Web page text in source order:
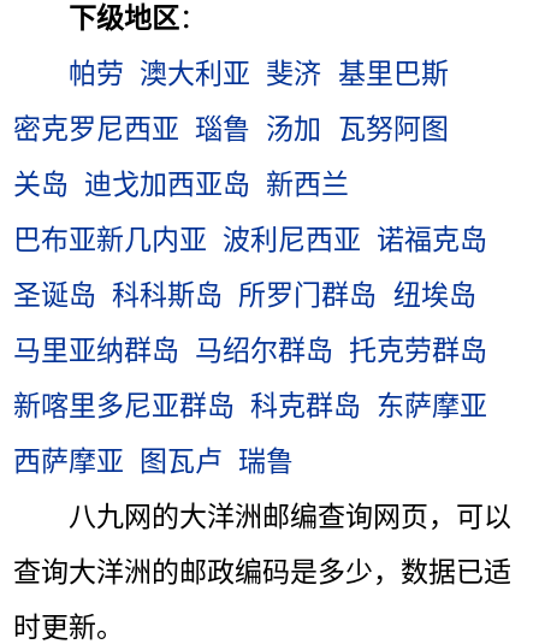
下级地区：
帕劳 澳大利亚 斐济 基里巴斯
密克罗尼西亚 瑙鲁 汤加
瓦努阿图
关岛 迪戈加西亚岛 新西兰
巴布亚新几内亚 波利尼西亚 诺福克岛
圣诞岛 科科斯岛 所罗门群岛 纽埃岛
马里亚纳群岛 马绍尔群岛 托克劳群岛
新喀里多尼亚群岛 科克群岛 东萨摩亚
西萨摩亚
图瓦卢 瑞鲁
八九网的大洋洲邮编查询网页，可以
查询大洋洲的邮政编码是多少，数据已适
时更新。